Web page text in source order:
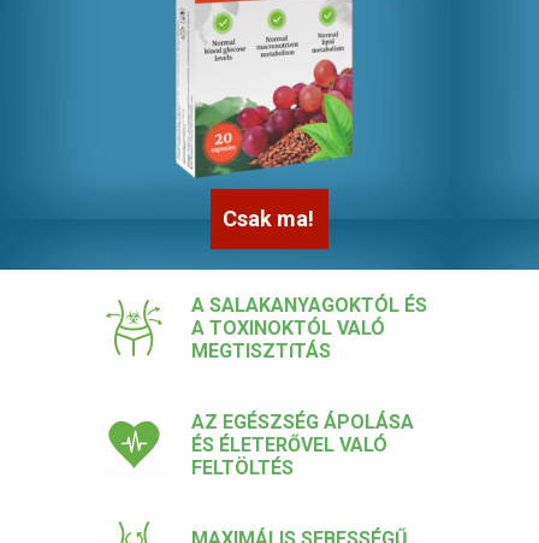
Csak ma!
A SALAKANYAGOKTÓL ÉS
A TOXINOKTÓL VALÓ
MEGTISZTíTÁS
AZ EGÉSZSÉG ÁPOLÁSA
ÉS ÉLETERŐVEL VALÓ
FELTÖLTÉS